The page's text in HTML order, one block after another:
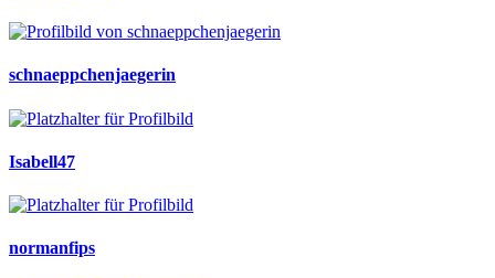
schnaeppchenjaegerin
Isabell47
normanfips